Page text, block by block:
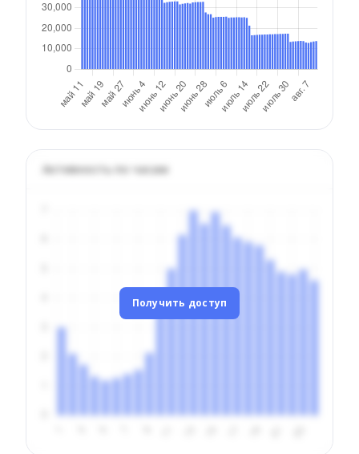
Активность по часам
Получить доступ